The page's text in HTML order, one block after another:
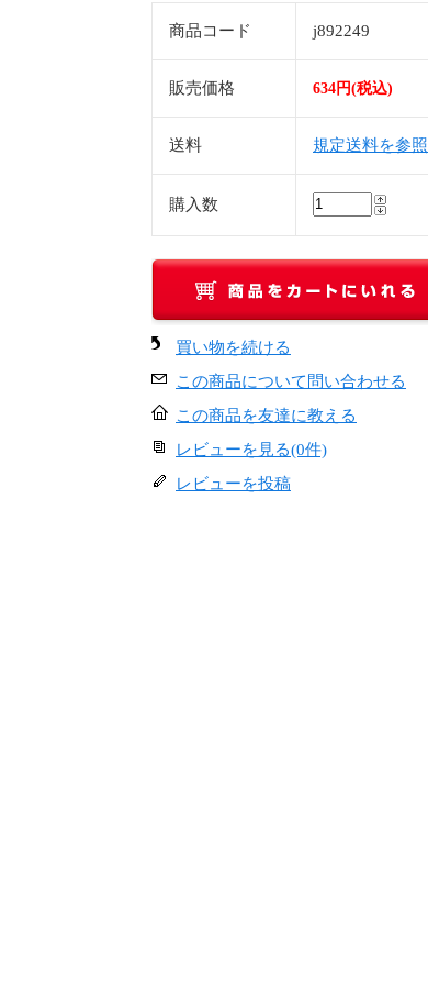
商品コード j892249
販売価格 634円(税込)
送料 規定送料を参照
購入数
買い物を続ける
この商品について問い合わせる
この商品を友達に教える
レビューを見る(0件)
レビューを投稿